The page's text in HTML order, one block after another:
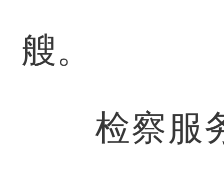
艘。
检察服务